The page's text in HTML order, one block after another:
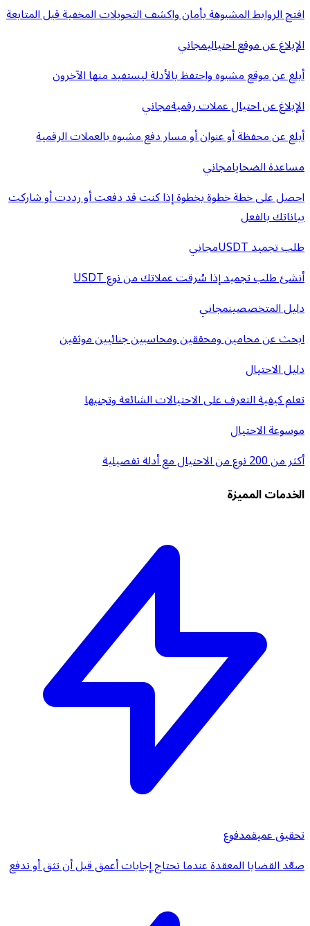
افتح الروابط المشبوهة بأمان واكشف التحويلات المخفية قبل المتابعة
الإبلاغ عن موقع احتياليمجاني
أبلغ عن موقع مشبوه واحتفظ بالأدلة ليستفيد منها الآخرون
الإبلاغ عن احتيال عملات رقميةمجاني
أبلغ عن محفظة أو عنوان أو مسار دفع مشبوه بالعملات الرقمية
مساعدة الضحايامجاني
احصل على خطة خطوة بخطوة إذا كنت قد دفعت أو رددت أو شاركت
بياناتك بالفعل
طلب تجميد USDT
مجاني
أنشئ طلب تجميد إذا سُرقت عملاتك من نوع USDT
دليل المتخصصينمجاني
ابحث عن محامين ومحققين ومحاسبين جنائيين موثقين
دليل الاحتيال
تعلم كيفية التعرف على الاحتيالات الشائعة وتجنبها
موسوعة الاحتيال
أكثر من 200 نوع من الاحتيال مع أدلة تفصيلية
الخدمات المميزة
تحقيق عميقمدفوع
صعّد القضايا المعقدة عندما تحتاج إجابات أعمق قبل أن تثق أو تدفع